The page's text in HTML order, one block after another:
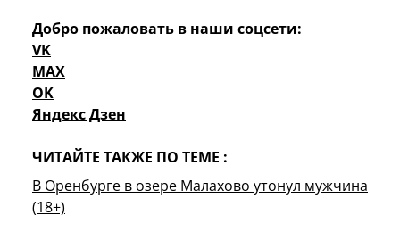
Добро пожаловать в наши соцсети:
VK
MAX
OK
Яндекс Дзен
ЧИТАЙТЕ ТАКЖЕ ПО ТЕМЕ :
В Оренбурге в озере Малахово утонул мужчина
(18+)